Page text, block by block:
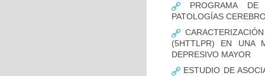
PROGRAMA DE
PATOLOGÍAS
(5HTTLPR) EN UNA
DEPRESIVO MAYOR
ESTUDIO DE